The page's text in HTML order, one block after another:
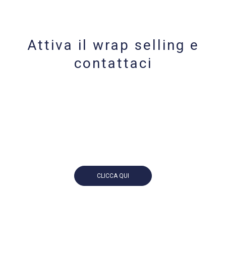
Attiva il wrap selling e
contattaci
CLICCA QUI